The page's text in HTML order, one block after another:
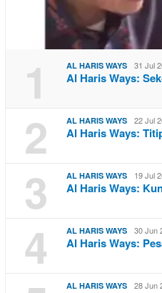
1 AL HARIS WAYS 31 Jul
Al Haris Ways:
2 AL HARIS WAYS 22 Jul
Al Haris Ways:
3 AL HARIS WAYS 19 Jul
Al Haris Ways:
4 AL HARIS WAYS 30 Jun
Al Haris Ways:
AL HARIS WAYS 28 Jun